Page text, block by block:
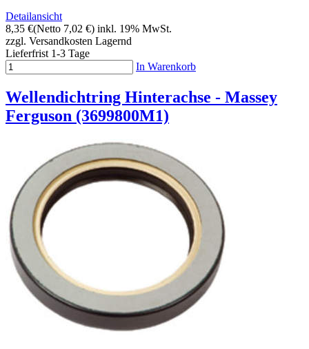
Detailansicht
8,35 €(Netto 7,02 €) inkl. 19% MwSt.
zzgl. Versandkosten Lagernd
Lieferfrist 1-3 Tage
In Warenkorb
Wellendichtring Hinterachse - Massey
Ferguson (3699800M1)